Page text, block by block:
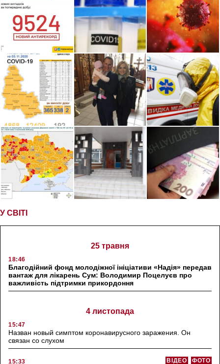
У СВІТІ
25 травня
18:46
Благодійний фонд молодіжної ініціативи «Надія» передав
вантаж для лікарень Сум: Володимир Поцелуєв про
важливість підтримки прикордоння
4 листопада
15:47
Назван новый симптом коронавирусного заражения. Он
связан со слухом
15:33 ФОТО
ВІДЕО